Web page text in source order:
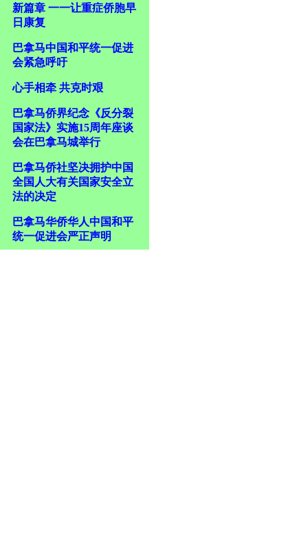
新篇章 一一让重症侨胞早
日康复
巴拿马中国和平统一促进
会紧急呼吁
心手相牵 共克时艰
巴拿马侨界纪念《反分裂
国家法》实施15周年座谈
会在巴拿马城举行
巴拿马侨社坚决拥护中国
全国人大有关国家安全立
法的决定
巴拿马华侨华人中国和平
统一促进会严正声明